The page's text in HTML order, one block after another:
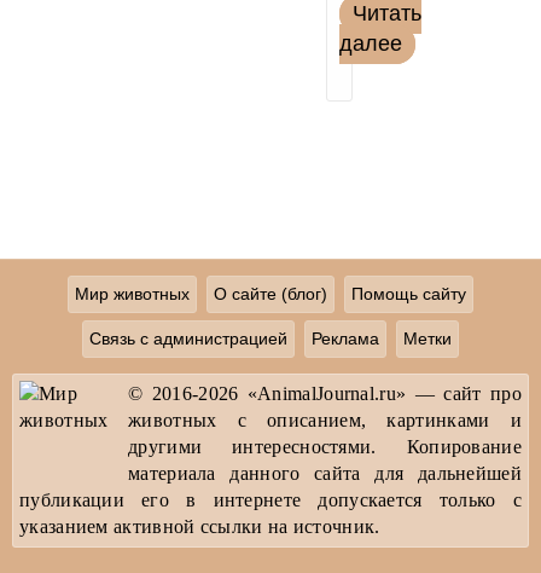
Читать
далее
Мир животных О сайте (блог) Помощь сайту
Связь с администрацией Реклама Метки
© 2016-2026 «AnimalJournal.ru» — сайт про
животных с описанием, картинками и
другими интересностями. Копирование
материала данного сайта для дальнейшей
публикации его в интернете допускается только с
указанием активной ссылки на источник.